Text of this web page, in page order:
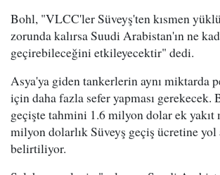
Bohl, "VLCC'ler Süveyş'ten kısmen
zorunda kalırsa Suudi Arabistan'ın ne
geçirebileceğini etkileyecektir" dedi.
Asya'ya giden tankerlerin aynı miktarda
için daha fazla sefer yapması gerekecek.
geçişte tahmini 1.6 milyon dolar ek yakıt
milyon dolarlık Süveyş geçiş ücretine yol
belirtiliyor.